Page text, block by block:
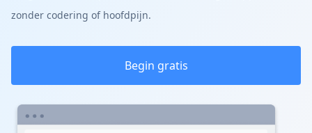
zonder codering of hoofdpijn.
Begin gratis